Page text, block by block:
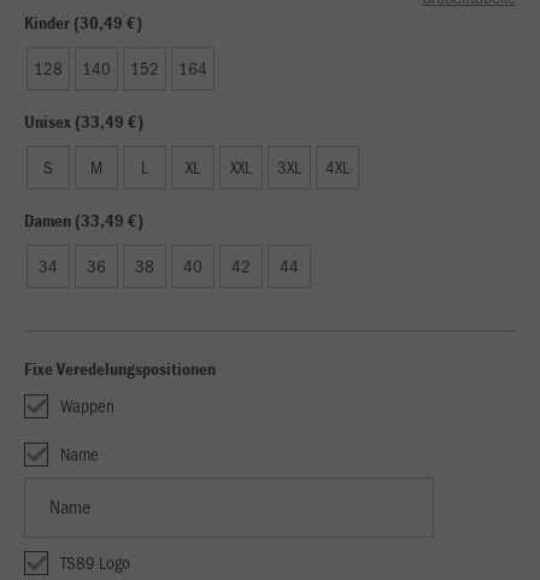
Kinder (30,49 €)
128 140 152 164
Unisex (33,49 €)
S M L XL XXL 3XL 4XL
Damen (33,49 €)
34 36 38 40 42 44
Fixe Veredelungspositionen
Wappen
Name
TS89 Logo